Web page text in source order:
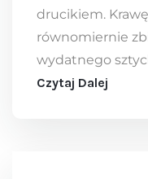
drucikiem.
równomiernie
wydatnego
Czytaj Dalej